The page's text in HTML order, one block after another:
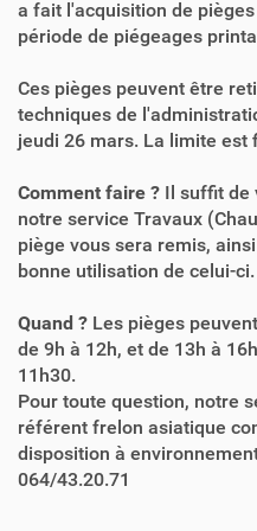
a fait l'acquisition de
période de piégeages
Ces pièges peuvent être
techniques de
jeudi 26 mars. La limite est
Comment faire ? Il suffit de
notre service Travaux
piège vous sera remis,
bonne utilisation de celui-ci.
Quand ? Les pièges
de 9h à 12h, et de 13h à
11h30.
Pour toute question, notre
référent frelon asiatique
disposition à
064/43.20.71